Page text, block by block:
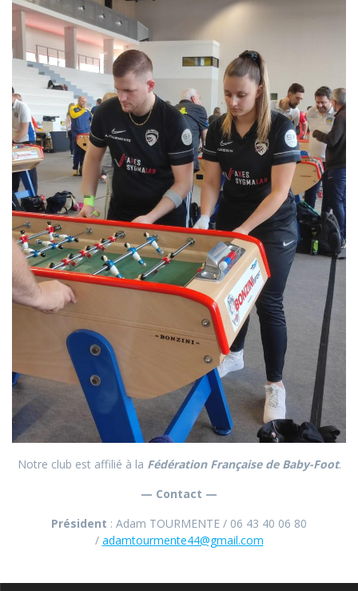
Notre club est affilié à la Fédération Française de Baby-Foot.
— Contact —
Président : Adam TOURMENTE / 06 43 40 06 80
/ adamtourmente44@gmail.com